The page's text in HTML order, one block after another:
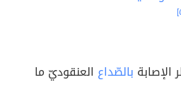
بالصّداع العنقوديّ ما